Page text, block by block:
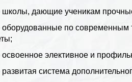
школы, дающие ученикам
оборудованные по современным
освоенное элективное и
система